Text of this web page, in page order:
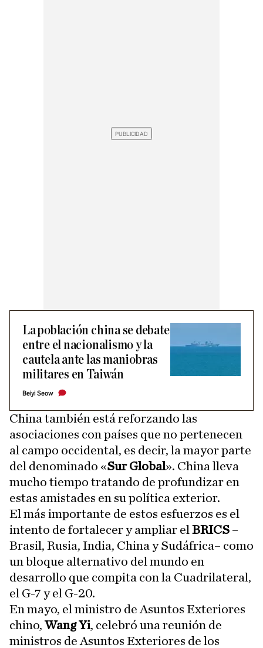
La población china se debate
entre el nacionalismo y la
cautela ante las maniobras
militares en Taiwán
Beiyi Seow
China también está reforzando las
asociaciones con países que no pertenecen
al campo occidental, es decir, la mayor parte
del denominado «Sur Global». China lleva
mucho tiempo tratando de profundizar en
estas amistades en su política exterior.
El más importante de estos esfuerzos es el
intento de fortalecer y ampliar el BRICS –
Brasil, Rusia, India, China y Sudáfrica– como
un bloque alternativo del mundo en
desarrollo que compita con la Cuadrilateral,
el G-7 y el G-20.
En mayo, el ministro de Asuntos Exteriores
chino, Wang Yi, celebró una reunión de
ministros de Asuntos Exteriores de los